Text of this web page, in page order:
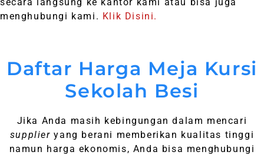
menghubungi kami. Klik Disini.
Daftar Harga Meja Kursi
Sekolah Besi
Jika Anda masih kebingungan dalam mencari
supplier yang berani memberikan kualitas tinggi
namun harga ekonomis, Anda bisa menghubungi